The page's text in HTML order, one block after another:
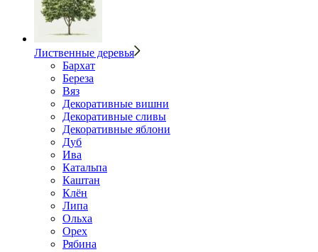
Лиственные деревья
Бархат
Береза
Вяз
Декоративные вишни
Декоративные сливы
Декоративные яблони
Дуб
Ива
Катальпа
Каштан
Клён
Липа
Ольха
Орех
Рябина